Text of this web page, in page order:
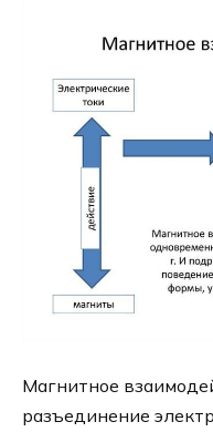
Магнитное
разъединение